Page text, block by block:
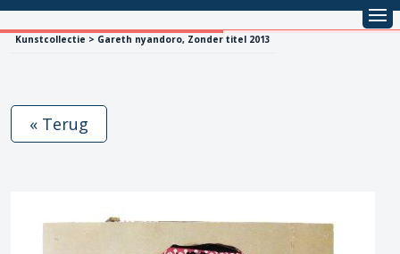
Kunstcollectie > Gareth nyandoro, Zonder titel 2013
« Terug